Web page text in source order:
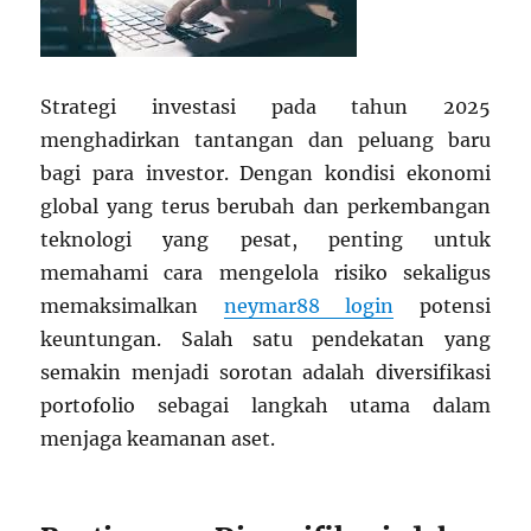
Strategi investasi pada tahun 2025
menghadirkan tantangan dan peluang baru
bagi para investor. Dengan kondisi ekonomi
global yang terus berubah dan perkembangan
teknologi yang pesat, penting untuk
memahami cara mengelola risiko sekaligus
memaksimalkan neymar88 login potensi
keuntungan. Salah satu pendekatan yang
semakin menjadi sorotan adalah diversifikasi
portofolio sebagai langkah utama dalam
menjaga keamanan aset.